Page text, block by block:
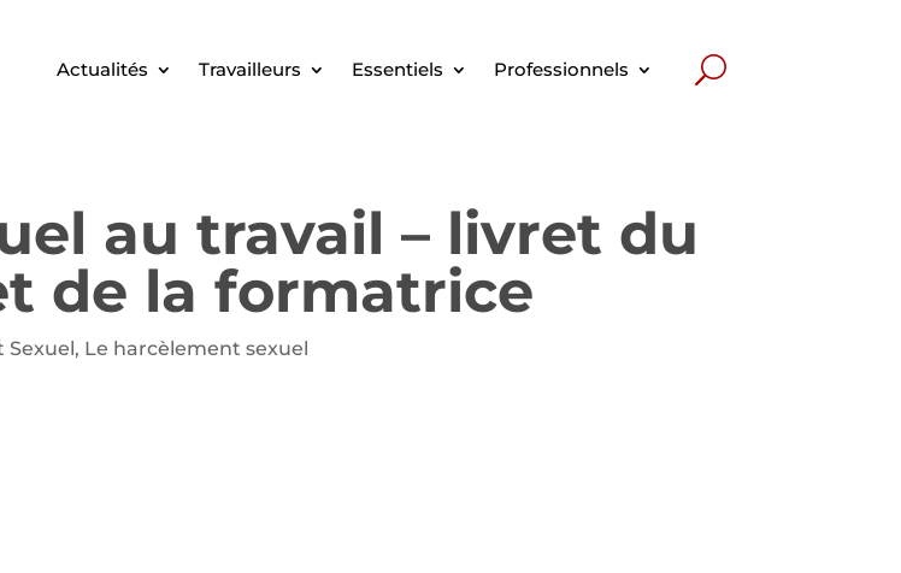
Actualités Travailleurs Essentiels Professionnels
au travail – livret du
de la formatrice
Sexuel, Le harcèlement sexuel